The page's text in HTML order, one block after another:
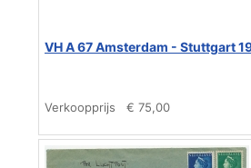
VH A 67 Amsterdam - Stuttgart
Verkoopprijs € 75,00